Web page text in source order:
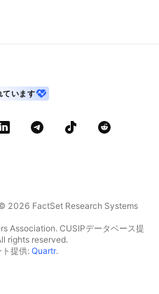
います
2026 FactSet Research Systems
Association. CUSIPデータベース提
rights reserved.
ト提供: Quartr.